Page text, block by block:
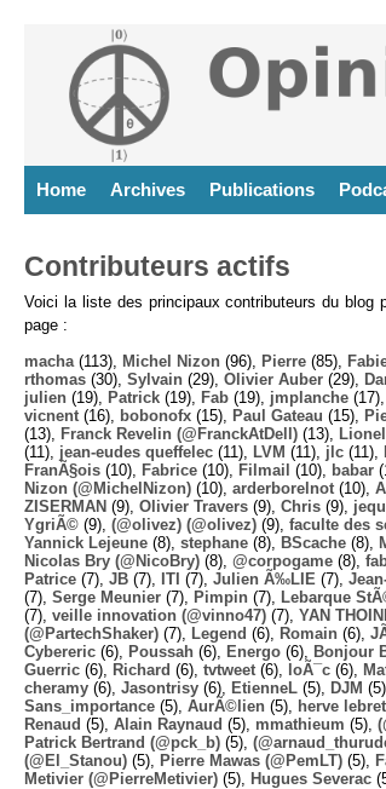
Home Archives Publications
Contributeurs actifs
Voici la liste des principaux contributeurs du blog
page :
macha (113), Michel Nizon (96), Pierre (85),
rthomas (30), Sylvain (29), Olivier Auber (29),
julien (19), Patrick (19), Fab (19), jmplanche (17),
vicnent (16), bobonofx (15), Paul Gateau (15),
(13),
Franck Revelin (@FranckAtDell) (13), Lionel
(11), jean-eudes queffelec (11), LVM (11), jlc (11),
FranÃ§ois (10), Fabrice (10), Filmail (10), babar
Nizon (@MichelNizon) (10), arderborelnot (10),
ZISERMAN (9), Olivier Travers (9), Chris (9),
YgriÃ© (9), (@olivez) (@olivez) (9), faculte des
Yannick Lejeune (8), stephane (8), BScache (8),
Nicolas Bry (@NicoBry) (8), @corpogame (8),
Patrice (7), JB (7), ITI (7), Julien Ã‰LIE (7),
(7), Serge Meunier (7), Pimpin (7), Lebarque
(7), veille innovation (@vinno47) (7), YAN
(@PartechShaker) (7), Legend (6), Romain (6),
Cybereric (6), Poussah (6), Energo (6), Bonjour
Guerric (6), Richard (6), tvtweet (6), loÃ¯c (6),
cheramy (6), Jasontrisy (6), EtienneL (5), DJM (5),
Sans_importance (5), AurÃ©lien (5), herve lebret
Renaud (5), Alain Raynaud (5), mmathieum (5),
Patrick Bertrand (@pck_b) (5),
(@El_Stanou) (5), Pierre Mawas (@PemLT) (5),
Metivier (@PierreMetivier) (5), Hugues Severac